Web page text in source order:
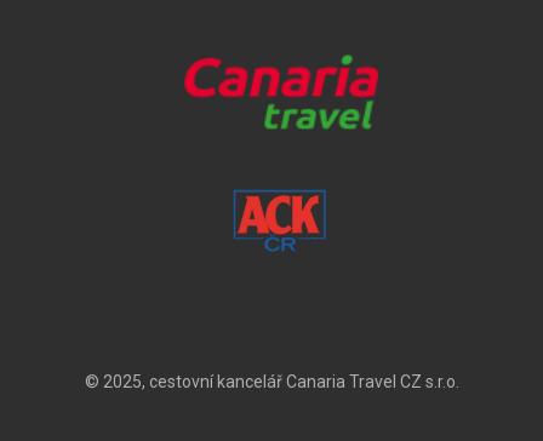
© 2025, cestovní kancelář Canaria Travel CZ s.r.o.